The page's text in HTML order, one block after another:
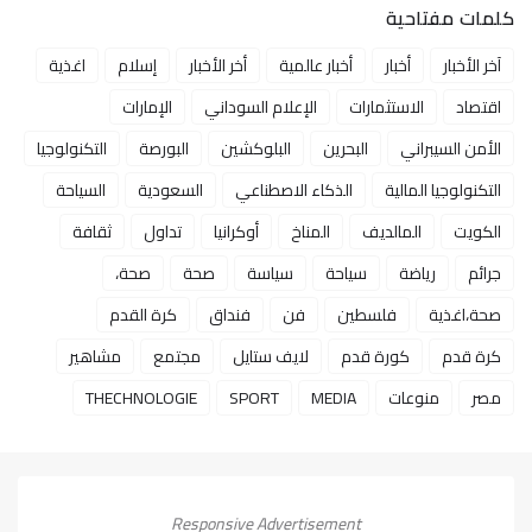
كلمات مفتاحية
آخر الأخبار أخبار أخبار عالمية أخر الأخبار إسلام
اغذية
اقتصاد
الاستثمارات الإعلام السوداني
الإمارات
الأمن السيبراني
البحرين البلوكشين البورصة
التكنولوجيا
التكنولوجيا المالية
الذكاء الاصطناعي السعودية
السياحة
الكويت
المالديف المناخ أوكرانيا تداول
ثقافة
جرائم
رياضة سياحة سياسة صحة
صحة،
صحة،اغذية
فلسطين فن فنداق
كرة القدم
كرة قدم
كورة قدم لايف ستايل مجتمع
مشاهير
مصر
منوعات MEDIA
SPORT
THECHNOLOGIE
Responsive Advertisement